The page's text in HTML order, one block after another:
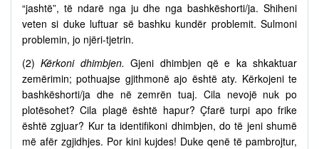
“jashtë”, të ndarë nga ju dhe nga bashkëshorti/ja. Shiheni
veten si duke luftuar së bashku kundër problemit. Sulmoni
problemin, jo njëri-tjetrin.
(2)Kërkoni dhimbjen. Gjeni dhimbjen që e ka shkaktuar
zemërimin; pothuajse gjithmonë ajo është aty. Kërkojeni te
bashkëshorti/ja dhe në zemrën tuaj. Cila nevojë nuk po
plotësohet? Cila plagë është hapur? Çfarë turpi apo frike
është zgjuar? Kur ta identifikoni dhimbjen, do të jeni shumë
më afër zgjidhjes. Por kini kujdes! Duke qenë të pambrojtur,